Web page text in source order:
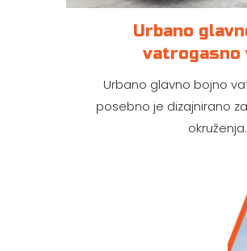
Urbano
vatrogasno
Urbano glavno bojno
posebno je dizajnirano